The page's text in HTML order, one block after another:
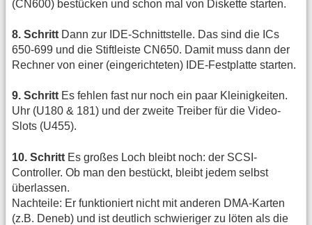
(CN600) bestücken und schon mal von Diskette starten.
8. Schritt Dann zur IDE-Schnittstelle. Das sind die ICs
650-699 und die Stiftleiste CN650. Damit muss dann der
Rechner von einer (eingerichteten) IDE-Festplatte starten.
9. Schritt Es fehlen fast nur noch ein paar Kleinigkeiten.
Uhr (U180 & 181) und der zweite Treiber für die Video-
Slots (U455).
10. Schritt Es großes Loch bleibt noch: der SCSI-
Controller. Ob man den bestückt, bleibt jedem selbst
überlassen.
Nachteile: Er funktioniert nicht mit anderen DMA-Karten
(z.B. Deneb) und ist deutlich schwieriger zu löten als die